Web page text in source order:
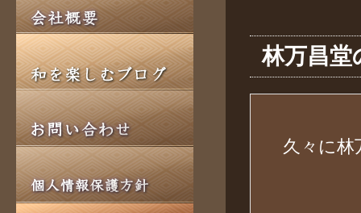
林万昌堂
久々に